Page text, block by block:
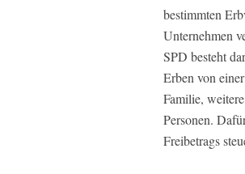
bestimmten
Unternehmen
SPD besteht
Erben von
Familie,
Personen.
Freibetrags